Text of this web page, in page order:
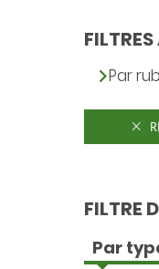
Par
FILTRE
Par